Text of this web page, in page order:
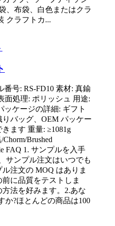
、布袋、白色またはクラ
クラフトカ...
番号: RS-FD10 素材: 真鍮
面処理: ポリッシュ 用途:
ッケージの詳細: ギフト
バッグ、OEM パッケー
ます 重量: ≥1081g
Brushed
FAQ 1. サンプルを入手
サンプル注文はいつでも
注文の MOQ はありま
に品質をテストしま
法を好みます。2.あな
か?ほとんどの商品は100